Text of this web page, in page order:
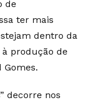
de
ter mais
dentro da
produção de
Gomes.
decorre nos